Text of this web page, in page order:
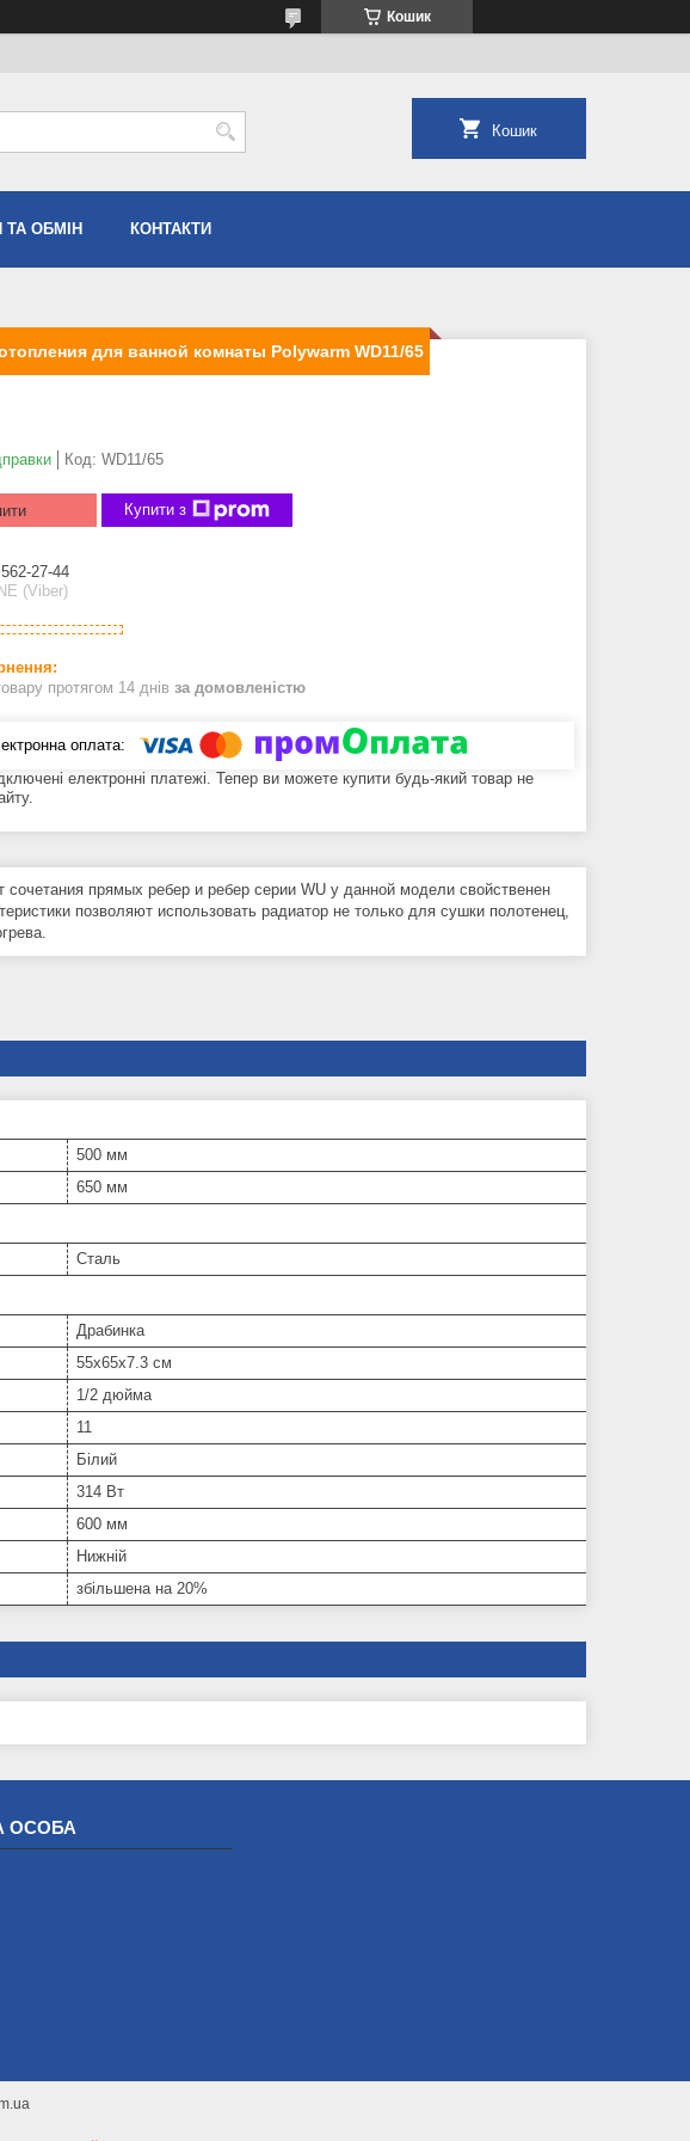
Кошик
Кошик
ОБМІН КОНТАКТИ
для ванной комнаты Polywarm WD11/65
Код: WD11/65
Купити з
27-44
(Viber)
протягом 14 днів за домовленістю
електронні платежі. Тепер ви можете купити будь-який товар не
прямых ребер и ребер серии WU у данной модели свойственен
позволяют использовать радиатор не только для сушки полотенец,
500 мм
650 мм
Сталь
Драбинка
55х65х7.3 см
1/2 дюйма
11
Білий
314 Вт
600 мм
Нижній
збільшена на 20%